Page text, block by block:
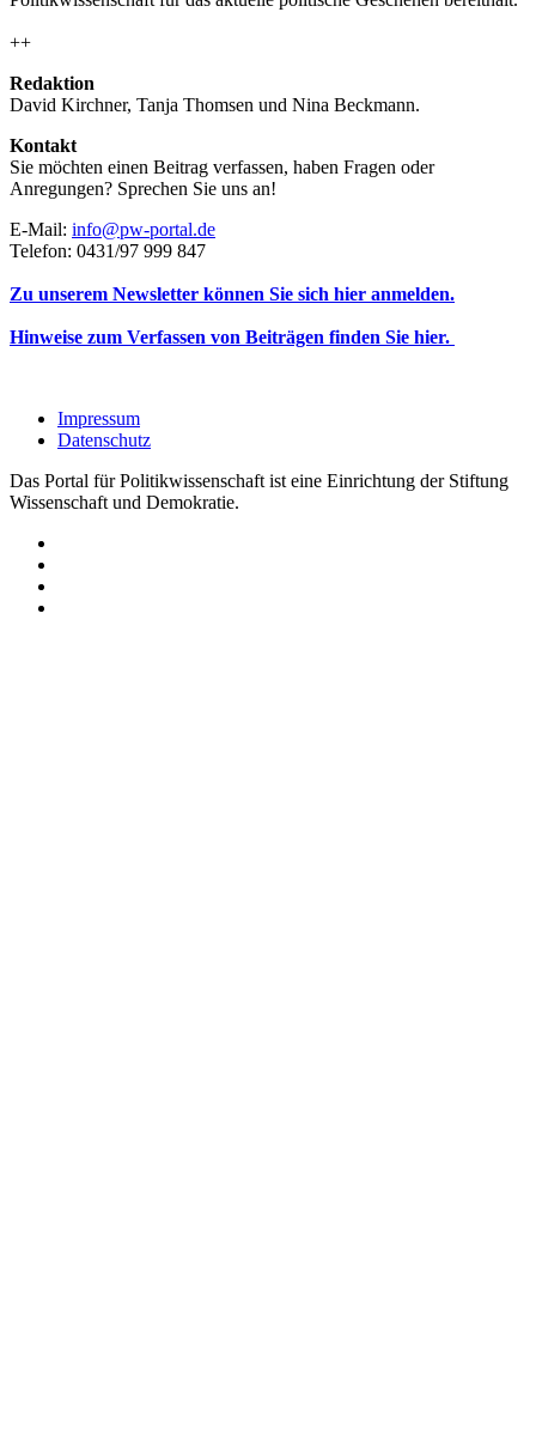
++
Redaktion
David Kirchner, Tanja Thomsen und Nina Beckmann.
Kontakt
Sie möchten einen Beitrag verfassen, haben Fragen oder
Anregungen? Sprechen Sie uns an!
E-Mail: info@pw-portal.de
Telefon: 0431/97 999 847
Zu unserem Newsletter können Sie sich hier anmelden.
Hinweise zum Verfassen von Beiträgen finden Sie hier.
Impressum
Datenschutz
Das Portal für Politikwissenschaft ist eine Einrichtung der Stiftung
Wissenschaft und Demokratie.